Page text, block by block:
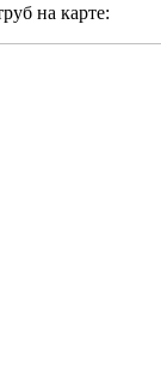
на карте: